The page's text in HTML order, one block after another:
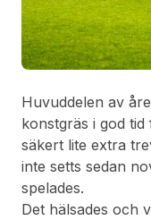
Huvuddelen av
konstgräs i god
säkert lite extra
inte setts sedan
spelades.
Det hälsades och